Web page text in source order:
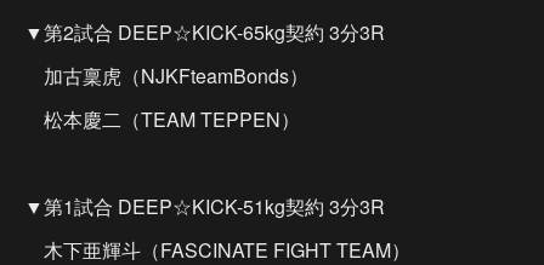
▼第2試合 DEEP☆KICK-65kg契約 3分3R
加古稟虎（NJKFteamBonds）
松本慶二（TEAM TEPPEN）
▼第1試合 DEEP☆KICK-51kg契約 3分3R
木下亜輝斗（FASCINATE FIGHT TEAM）